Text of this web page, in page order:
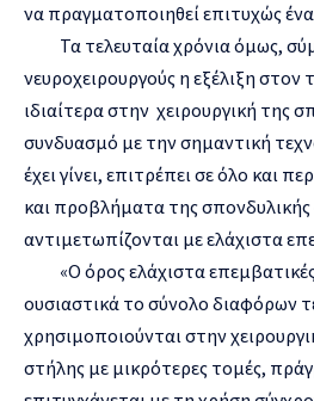
να πραγματοποιηθεί επιτυχώς ένα
Τα τελευταία χρόνια όμως,
νευροχειρουργούς η εξέλιξη στον
ιδιαίτερα στην χειρουργική της
συνδυασμό με την σημαντική
έχει γίνει, επιτρέπει σε όλο και
και προβλήματα της
αντιμετωπίζονται με ελάχιστα
«Ο όρος ελάχιστα επεμβατικές
ουσιαστικά το σύνολο διαφόρων
χρησιμοποιούνται στην
στήλης με μικρότερες τομές,